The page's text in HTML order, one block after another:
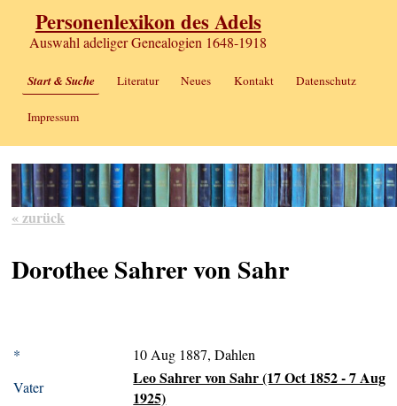
Personenlexikon des Adels
Auswahl adeliger Genealogien 1648-1918
Start & Suche Literatur Neues Kontakt Datenschutz
Impressum
« zurück
Dorothee Sahrer von Sahr
*
10 Aug 1887, Dahlen
Vater
Leo Sahrer von Sahr (17 Oct 1852 - 7 Aug
1925)